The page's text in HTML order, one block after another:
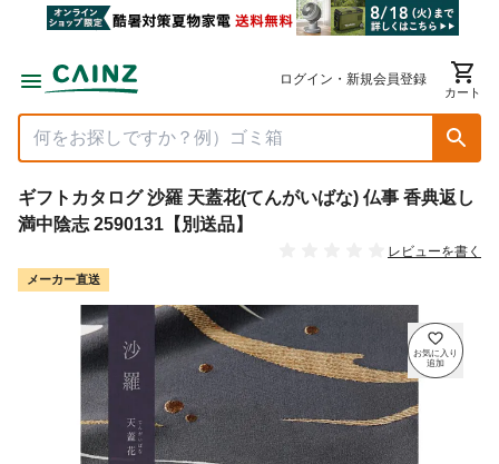
ログイン・新規会員登録
カート
ギフトカタログ 沙羅 天蓋花(てんがいばな) 仏事 香典返し
満中陰志 2590131【別送品】
レビューを書く
メーカー直送